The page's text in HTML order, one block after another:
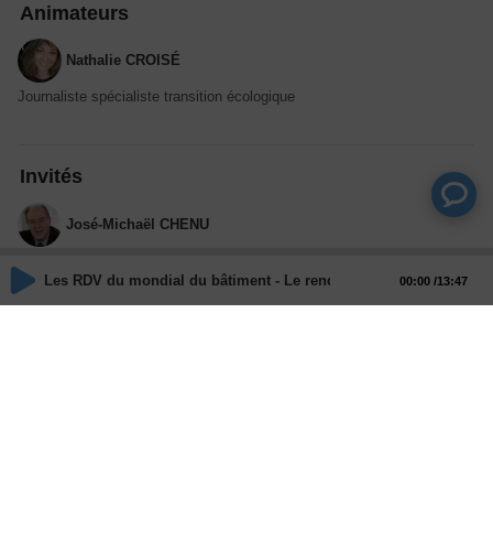
Animateurs
Nathalie CROISÉ
Journaliste spécialiste transition écologique
Invités
José-Michaël CHENU
Les RDV du mondial du bâtiment - Le rendez-vous France
00:00 13:47